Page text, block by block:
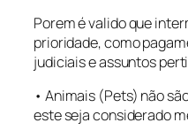
Porem é valido que
prioridade, como
judiciais e assuntos
• Animais (Pets) não
este seja considerado